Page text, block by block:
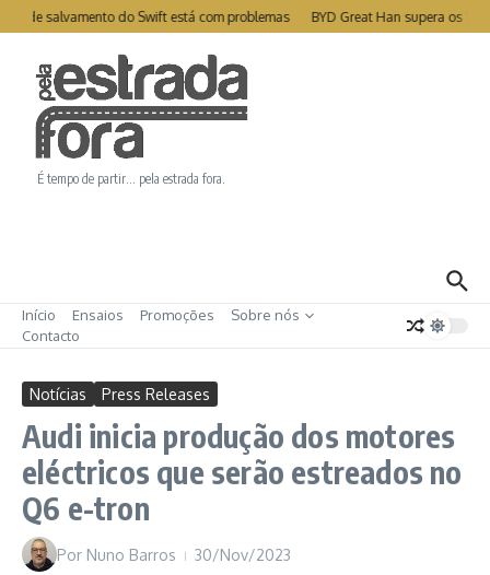
Ir para o conteúdo
de salvamento do Swift está com problemas BYD Great Han supera os
É tempo de partir… pela estrada fora.
Início Ensaios Promoções
Sobre nós
Contacto
Notícias Press Releases
Audi inicia produção dos motores
eléctricos que serão estreados no
Q6 e-tron
Por Nuno Barros 30/Nov/2023